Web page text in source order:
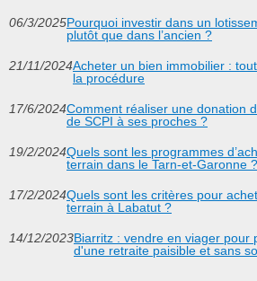
06/3/2025Pourquoi investir dans un
plutôt que dans l’ancien ?
21/11/2024Acheter un bien immobilier :
la procédure
17/6/2024Comment réaliser une donation
de SCPI à ses proches ?
19/2/2024Quels sont les programmes
terrain dans le Tarn-et-Garonne ?
17/2/2024Quels sont les critères pour
terrain à Labatut ?
14/12/2023Biarritz : vendre en viager pour
d'une retraite paisible et sans